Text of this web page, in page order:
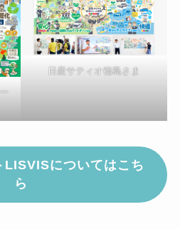
日産サティオ徳島さま
LISVISについてはこち
ら